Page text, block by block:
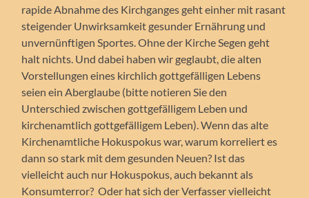
rapide Abnahme des Kirchganges geht einher mit rasant
steigender Unwirksamkeit gesunder Ernährung und
unvernünftigen Sportes. Ohne der Kirche Segen geht
halt nichts. Und dabei haben wir geglaubt, die alten
Vorstellungen eines kirchlich gottgefälligen Lebens
seien ein Aberglaube (bitte notieren Sie den
Unterschied zwischen gottgefälligem Leben und
kirchenamtlich gottgefälligem Leben). Wenn das alte
Kirchenamtliche Hokuspokus war, warum korreliert es
dann so stark mit dem gesunden Neuen? Ist das
vielleicht auch nur Hokuspokus, auch bekannt als
Konsumterror? Oder hat sich der Verfasser vielleicht